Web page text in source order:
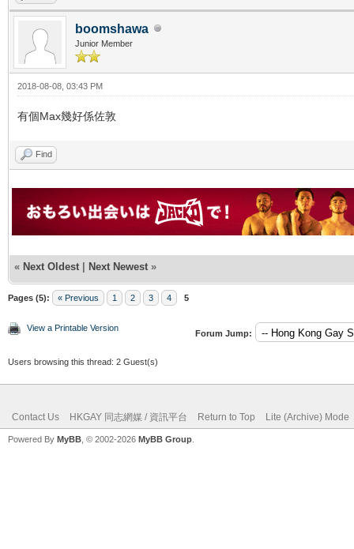
boomshawa
Junior Member
2018-08-08, 03:43 PM
有個Max幾好係佐敦
Find
« Next Oldest | Next Newest »
Pages (5): « Previous 1 2 3 4 5
View a Printable Version
Forum Jump:
Users browsing this thread: 2 Guest(s)
Contact Us HKGAY 同志網媒 / 資訊平台 Return to Top Lite (Archive) Mode
Powered By MyBB , © 2002-2026 MyBB Group